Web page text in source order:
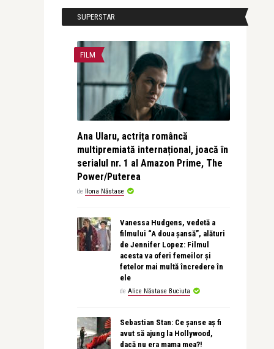
SUPERSTAR
FILM
Ana Ularu, actrița româncă
multipremiată internațional, joacă în
serialul nr. 1 al Amazon Prime, The
Power/Puterea
de Ilona Năstase
Vanessa Hudgens, vedetă a
filmului “A doua șansă”, alături
de Jennifer Lopez: Filmul
acesta va oferi femeilor și
fetelor mai multă încredere în
ele
de Alice Năstase Buciuta
Sebastian Stan: Ce șanse aș fi
avut să ajung la Hollywood,
dacă nu era mama mea?!